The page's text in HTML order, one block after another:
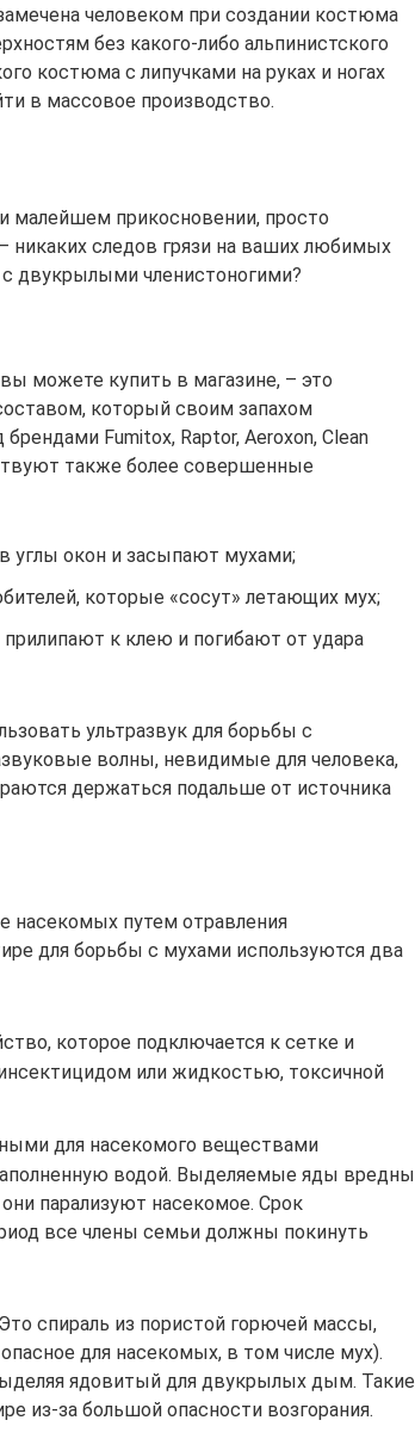
человеком при создании костюма
без какого-либо альпинистского
костюма с липучками на руках и ногах
в массовое производство.
малейшем прикосновении, просто
никаких следов грязи на ваших любимых
двукрылыми членистоногими?
можете купить в магазине, – это
который своим запахом
Fumitox, Raptor, Aeroxon, Clean
также более совершенные
углы окон и засыпают мухами;
которые «сосут» летающих мух;
к клею и погибают от удара
ультразвук для борьбы с
волны, невидимые для человека,
держаться подальше от источника
насекомых путем отравления
для борьбы с мухами используются два
которое подключается к сетке и
или жидкостью, токсичной
для насекомого веществами
водой. Выделяемые яды вредны
парализуют насекомое. Срок
все члены семьи должны покинуть
спираль из пористой горючей массы,
для насекомых, в том числе мух).
ядовитый для двукрылых дым. Такие
из-за большой опасности возгорания.